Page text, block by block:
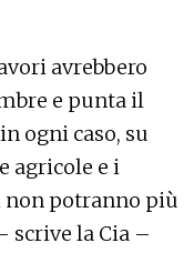
avrebbero
e punta il
ogni caso, su
agricole e i
potranno più
scrive la Cia –